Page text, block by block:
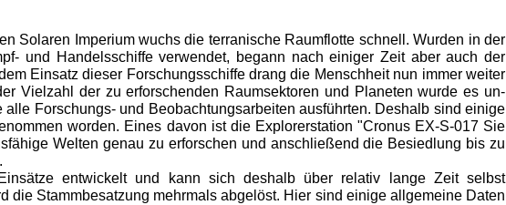
Solaren Imperium wuchs die terranische Raumflotte schnell. Wurden in der
und Handelsschiffe verwendet, begann nach einiger Zeit aber auch der
Einsatz dieser Forschungsschiffe drang die Menschheit nun immer weiter
Vielzahl der zu erforschenden Raumsektoren und Planeten wurde es un­
Forschungs- und Beo­bachtungsarbeiten ausführten. Deshalb sind einige
worden. Eines davon ist die Explorerstation "Cronus EX-S-017 Sie
Welten genau zu erforschen und anschließend die Besiedlung bis zu
entwickelt und kann sich deshalb über relativ lange Zeit selbst
die Stammbesatzung mehrmals abgelöst. Hier sind einige allgemeine Daten